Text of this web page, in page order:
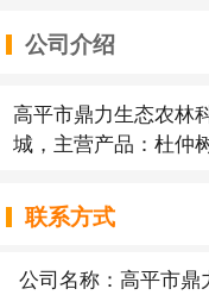
公司介绍
高平市鼎力生态农林
城，主营产品：杜仲
联系方式
公司名称：高平市鼎